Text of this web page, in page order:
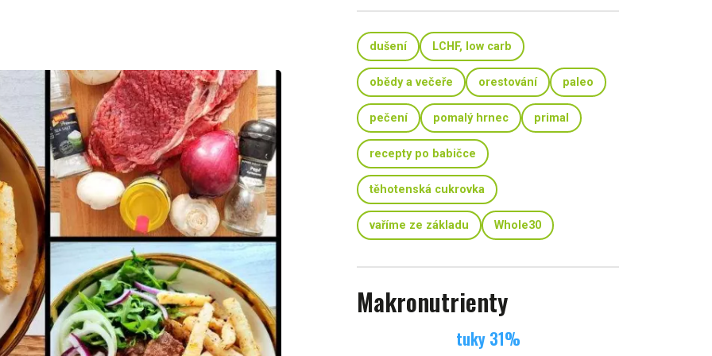
dušení LCHF, low carb
obědy a večeře orestování paleo
pečení pomalý hrnec primal
recepty po babičce
těhotenská cukrovka
vaříme ze základu Whole30
Makronutrienty
tuky 31%